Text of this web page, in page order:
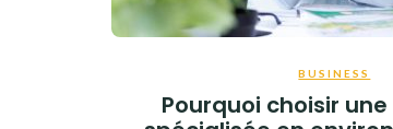
BUSINESS
Pourquoi choisir